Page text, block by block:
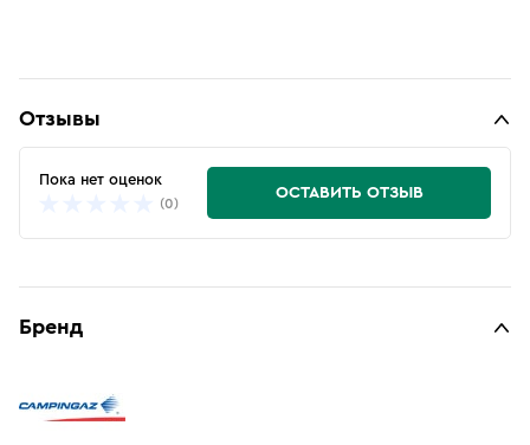
Отзывы
Пока нет оценок
(0)
ОСТАВИТЬ ОТЗЫВ
Бренд